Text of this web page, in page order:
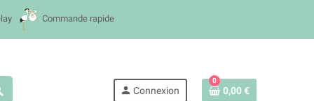
Commande rapide
person Connexion
0
0,00 €